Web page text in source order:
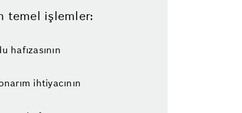
temel işlemler:
ihtiyacının